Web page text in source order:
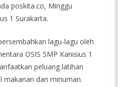
poskita.co, Minggu
1 Surakarta.
lagu-lagu oleh
OSIS SMP Kanisius 1
peluang latihan
makanan dan minuman.